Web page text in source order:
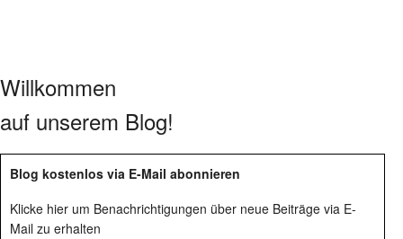
Willkommen
auf unserem Blog!
Blog kostenlos via E-Mail abonnieren
Klicke hier um Benachrichtigungen über neue Beiträge via E-
Mail zu erhalten